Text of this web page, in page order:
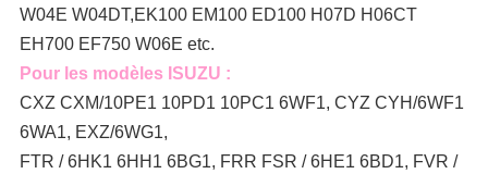
W04E W04DT,EK100 EM100 ED100 H07D H06CT
EH700 EF750 W06E etc.
Pour les modèles ISUZU :
CXZ CXM/10PE1 10PD1 10PC1 6WF1, CYZ CYH/6WF1
6WA1, EXZ/6WG1,
FTR / 6HK1 6HH1 6BG1, FRR FSR / 6HE1 6BD1, FVR /